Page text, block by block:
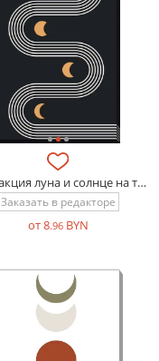
Абстракция луна и солнце на темном фоне
Заказать в редакторе
от 8.96BYN